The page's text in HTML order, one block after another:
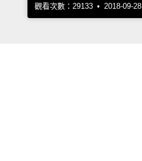
觀看次數：29133 • 2018-09-28